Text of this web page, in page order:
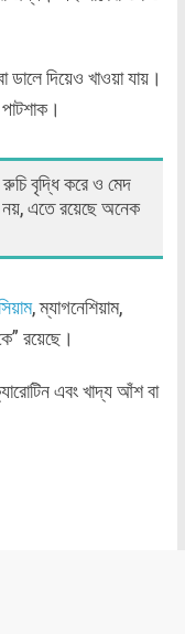
ডালে দিয়েও খাওয়া যায়।
বৃদ্ধি করে ও মেদ
এতে রয়েছে অনেক
, ম্যাগনেশিয়াম,
রয়েছে।
এবং খাদ্য আঁশ বা